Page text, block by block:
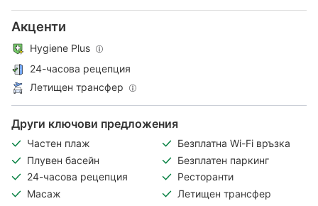
Акценти
Hygiene Plus
24-часова рецепция
Летищен трансфер
Други ключови предложения
Частен плаж
Безплатна Wi-Fi връзка
Плувен басейн
Безплатен паркинг
24-часова рецепция
Ресторанти
Масаж
Летищен трансфер